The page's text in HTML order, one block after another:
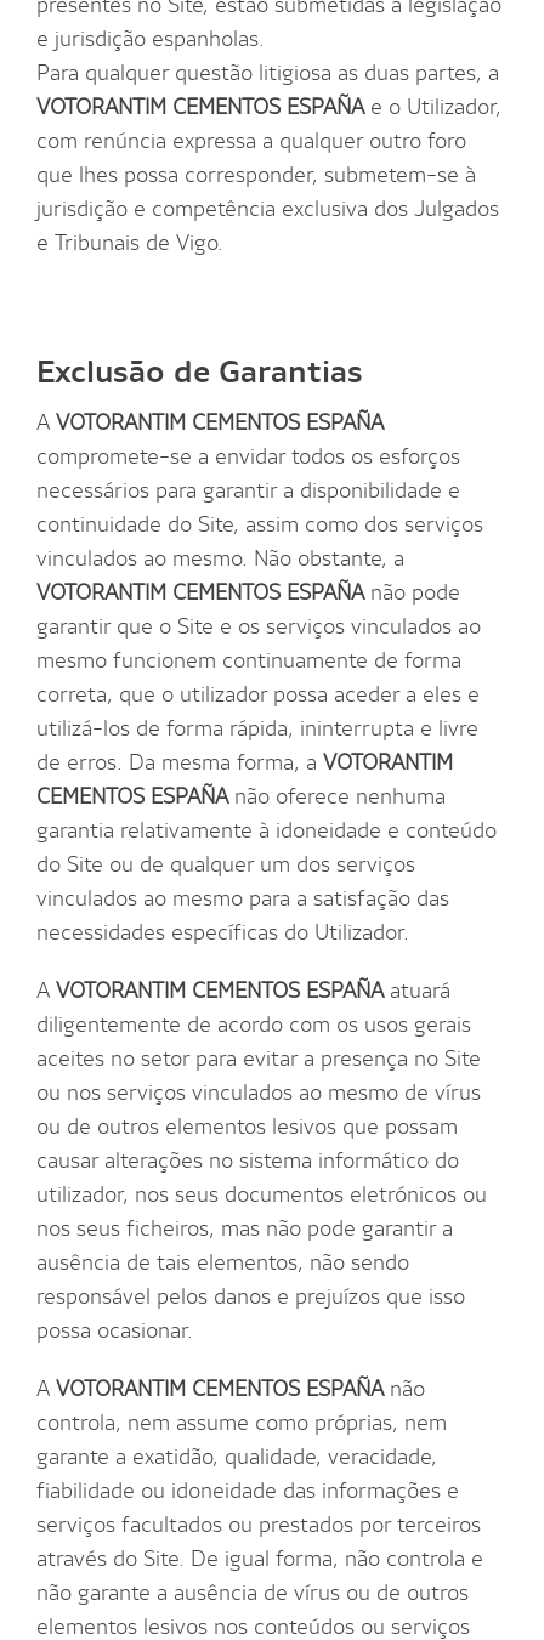
presentes no Site, estão submetidas à legislação
e jurisdição espanholas.
Para qualquer questão litigiosa as duas partes, a
VOTORANTIM CEMENTOS ESPAÑAe o Utilizador,
com renúncia expressa a qualquer outro foro
que lhes possa corresponder, submetem-se à
jurisdição e competência exclusiva dos Julgados
e Tribunais de Vigo.
Exclusão de Garantias
A VOTORANTIM CEMENTOS ESPAÑA
compromete-se a envidar todos os esforços
necessários para garantir a disponibilidade e
continuidade do Site, assim como dos serviços
vinculados ao mesmo. Não obstante, a
VOTORANTIM CEMENTOS ESPAÑAnão pode
garantir que o Site e os serviços vinculados ao
mesmo funcionem continuamente de forma
correta, que o utilizador possa aceder a eles e
utilizá-los de forma rápida, ininterrupta e livre
de erros. Da mesma forma, a VOTORANTIM
CEMENTOS ESPAÑAnão oferece nenhuma
garantia relativamente à idoneidade e conteúdo
do Site ou de qualquer um dos serviços
vinculados ao mesmo para a satisfação das
necessidades específicas do Utilizador.
A VOTORANTIM CEMENTOS ESPAÑAatuará
diligentemente de acordo com os usos gerais
aceites no setor para evitar a presença no Site
ou nos serviços vinculados ao mesmo de vírus
ou de outros elementos lesivos que possam
causar alterações no sistema informático do
utilizador, nos seus documentos eletrónicos ou
nos seus ficheiros, mas não pode garantir a
ausência de tais elementos, não sendo
responsável pelos danos e prejuízos que isso
possa ocasionar.
A VOTORANTIM CEMENTOS ESPAÑAnão
controla, nem assume como próprias, nem
garante a exatidão, qualidade, veracidade,
fiabilidade ou idoneidade das informações e
serviços facultados ou prestados por terceiros
através do Site. De igual forma, não controla e
não garante a ausência de vírus ou de outros
elementos lesivos nos conteúdos ou serviços